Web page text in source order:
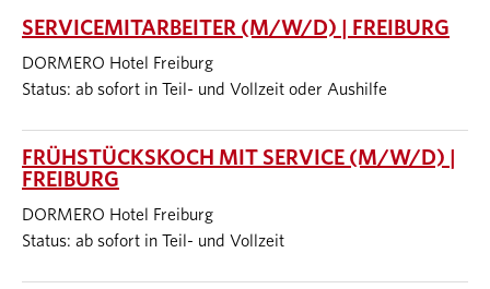
SERVICEMITARBEITER (M/W/D) | FREIBURG
DORMERO Hotel Freiburg
Status: ab sofort in Teil- und Vollzeit oder Aushilfe
FRÜHSTÜCKSKOCH MIT SERVICE (M/W/D) |
FREIBURG
DORMERO Hotel Freiburg
Status: ab sofort in Teil- und Vollzeit